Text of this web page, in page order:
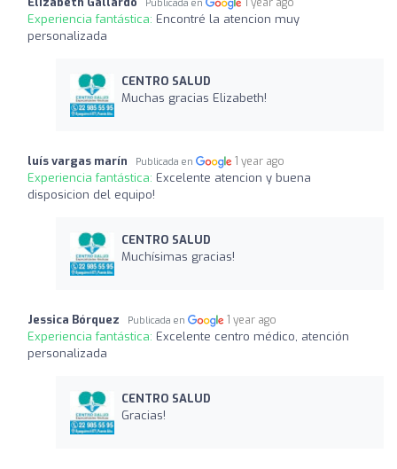
Publicada en
Experiencia fantástica: Encontré la atencion muy
personalizada
CENTRO SALUD
Muchas gracias Elizabeth!
luís vargas marín Publicada en 1 year ago
Experiencia fantástica: Excelente atencion y buena
disposicion del equipo!
CENTRO SALUD
Muchísimas gracias!
Jessica Bórquez Publicada en 1 year ago
Experiencia fantástica: Excelente centro médico, atención
personalizada
CENTRO SALUD
Gracias!